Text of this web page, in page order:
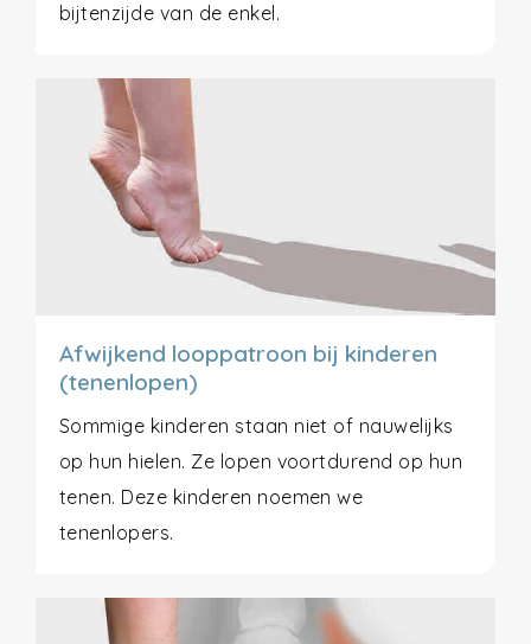
bijtenzijde van de enkel.
Afwijkend looppatroon bij kinderen
(tenenlopen)
Sommige kinderen staan niet of nauwelijks
op hun hielen. Ze lopen voortdurend op hun
tenen. Deze kinderen noemen we
tenenlopers.